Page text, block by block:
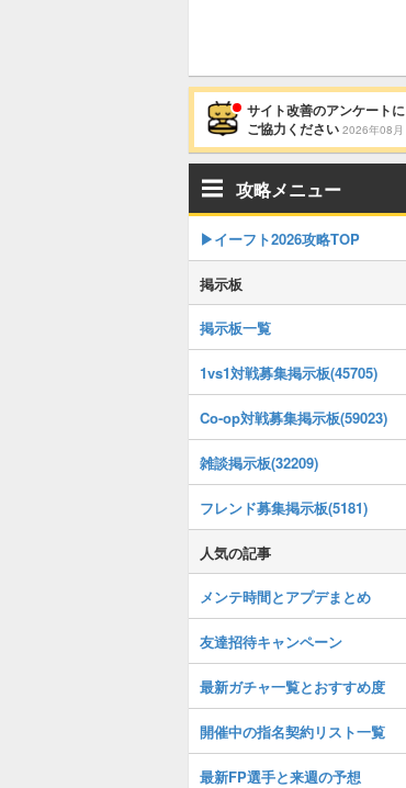
サイト改善のアンケートに
ご協力ください 2026年08月
攻略メニュー
▶イーフト2026攻略TOP
掲示板
掲示板一覧
1vs1対戦募集掲示板(45705)
Co-op対戦募集掲示板(59023)
雑談掲示板(32209)
フレンド募集掲示板(5181)
人気の記事
メンテ時間とアプデまとめ
友達招待キャンペーン
最新ガチャ一覧とおすすめ度
開催中の指名契約リスト一覧
最新FP選手と来週の予想